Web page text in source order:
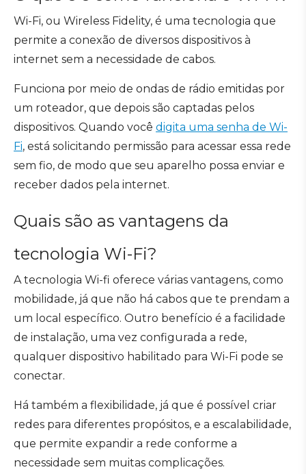
Wi-Fi, ou Wireless Fidelity, é uma tecnologia que
permite a conexão de diversos dispositivos à
internet sem a necessidade de cabos.
Funciona por meio de ondas de rádio emitidas por
um roteador, que depois são captadas pelos
dispositivos. Quando você digita uma senha de Wi-
Fi, está solicitando permissão para acessar essa rede
sem fio, de modo que seu aparelho possa enviar e
receber dados pela internet.
Quais são as vantagens da
tecnologia Wi-Fi?
A tecnologia Wi-fi oferece várias vantagens, como
mobilidade, já que não há cabos que te prendam a
um local específico. Outro benefício é a facilidade
de instalação, uma vez configurada a rede,
qualquer dispositivo habilitado para Wi-Fi pode se
conectar.
Há também a flexibilidade, já que é possível criar
redes para diferentes propósitos, e a escalabilidade,
que permite expandir a rede conforme a
necessidade sem muitas complicações.